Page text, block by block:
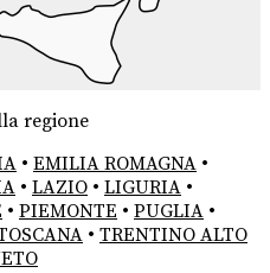
regione
• EMILIA ROMAGNA •
• LAZIO • LIGURIA •
• PIEMONTE • PUGLIA •
• TRENTINO ALTO